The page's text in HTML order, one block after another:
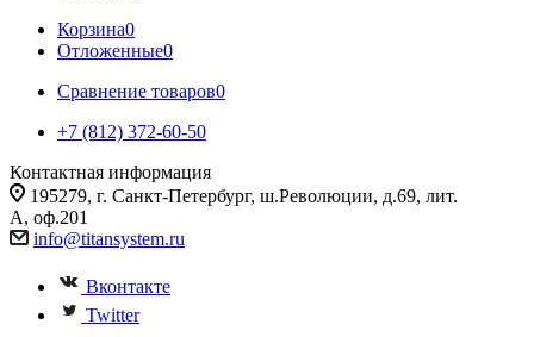
Корзина0
Отложенные0
Сравнение товаров0
+7 (812) 372-60-50
Контактная информация
195279, г. Санкт-Петербург, ш.Революции, д.69, лит.
А, оф.201
info@titansystem.ru
Вконтакте
Twitter